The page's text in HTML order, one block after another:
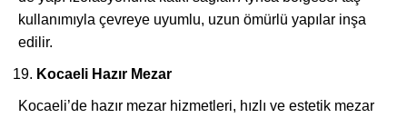
kullanımıyla çevreye uyumlu, uzun ömürlü yapılar inşa
edilir.
Kocaeli Hazır Mezar
Kocaeli’de hazır mezar hizmetleri, hızlı ve estetik mezar